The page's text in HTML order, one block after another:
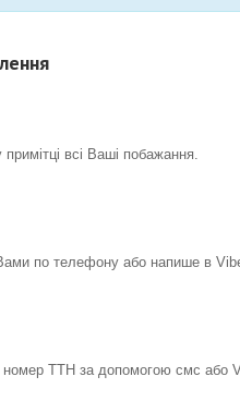
всі Ваші побажання.
по телефону або напише в
номер ТТН за допомогою смс або